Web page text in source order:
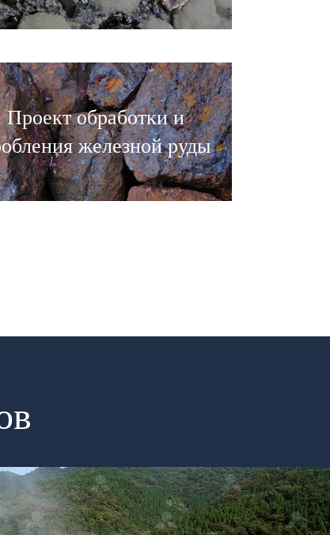
Проект обработки и
железной руды